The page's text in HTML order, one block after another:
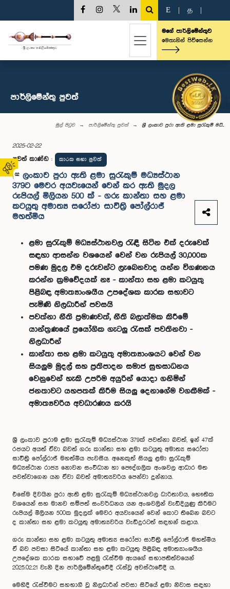
02
E த
මගේ පාර්ලිමේන්තුව
මෙතැනින් පිවිසෙන්න
පාර්ලි‌මේන්තු පුවත්
මුල් පිටුව පාර්ලි‌මේන්තු පුවත් ශ්‍රී ලංකාව පුරා ඇති ළමා සුරැකුම් මධ්...
2025-02-22
පුවත් කාණ්ඩ : කාරක සභා පුවත්
ශ්‍රී ලංකාව පුරා ඇති ළමා සුරැකුම් මධ්‍යස්ථාන
379ට මෙවර අයවැයෙන් වෙන් කර ඇති මුදල
රුපියල් මිලියන 500 ක් - ගරු කාන්තා සහ ළමා
කටයුතු අමාත්‍ය සරෝජා සාවිත්‍රි පෝල්රාජ්
මහත්මිය
ළමා සුරැකුම් මධ්‍යස්ථානවල රැඳී සිටින එක් දරුවෙක්
සඳහා ආසන්න වශයෙන් වෙන් වන රුපියල් 30,000ක
පමණ මුදල එම දරුවන්ට ලැබෙනවාද යන්න විගණනය
කරන්න ක්‍රමවේදයක් නෑ - කාන්තා සහ ළමා කටයුතු
පිළිබඳ අමාත්‍යාංශයීය උපදේශක කාරක සභාවට
පැමිණි නිලධාරීන් පවසයි
පවත්නා නීති ප්‍රමාණවත්, නීති බලාත්මක කිරීමේ
යාන්ත්‍රණයේ ප්‍රයෝගික ගැටලු රැසක් පවතිනවා -
නිලධාරීන්
කාන්තා සහ ළමා කටයුතු අමාත්‍යාංශයට වෙන් වන
සියලුම මුදල් සහ ප්‍රතිපාදන සමාජ සුභසාධනය
වෙනුවෙන් හැකි උපරිම අයුරින් යොදා ගනිමින්
ජනතාවට යහපතක් කිරීම සියලු දෙනාගේම වගකීමක් -
අමාත්‍යවරිය අවධාරණය කරයි
ශ්‍රී ලංකාව පුරාම ළමා සුරැකුම් මධ්‍යස්ථාන 379ක් පවත්නා බවත්, ඉන් 47ක්
රජයට අයත් ඒවා බවත් ගරු කාන්තා සහ ළමා කටයුතු අමාත්‍ය සරෝජා
සාවිත්‍රි පෝල්රාජ් මහත්මිය පැවසීය. අනෙකුත් සියලු ළමා සුරැකුම්
මධ්‍යස්ථාන රාජ්‍ය නොවන සංවිධාන හා පෞද්ගලික අංශවල ආධාර මත
පවත්වාගෙන යන ඒවා බවත් අමාත්‍යවරිය පෙන්වා දුන්නාය.
එසේම දිවයින පුරා ඇති ළමා සුරැකුම් මධ්‍යස්ථානවල ධාරිතාවය, භෞතික
වශයෙන් සහ මානව සම්පත් සංවර්ධනය යන අංශවලින් වැඩිදියුණු කිරීමට
රුපියල් මිලියන 500ක මුදලක් මෙවර අයවැයෙන් වෙන් කොට තිබෙන බවට
ද කාන්තා සහ ළමා කටයුතු අමාත්‍යවරිය වැඩිදුරටත් සඳහන් කළාය.
ගරු කාන්තා සහ ළමා කටයුතු අමාත්‍ය සරෝජා සාවිත්‍රි පෝල්රාජ් මහත්මිය
ඒ බව පවසා සිටියේ කාන්තා සහ ළමා කටයුතු පිළිබඳ අමාත්‍යාංශයීය
උපදේශක කාරක සභාවේ පළමු රැස්වීම ඇයගේ සභාපතිත්වයෙන්
2025.02.21 වැනි දින පාර්ලිමේන්තුවේදී රැස්වූ අවස්ථාවේදී ය.
මෙහිදී රැස්වීමට සහභාගී වූ නිලධාරීන් පවසා සිටියේ ළමා නිවාස සඳහා